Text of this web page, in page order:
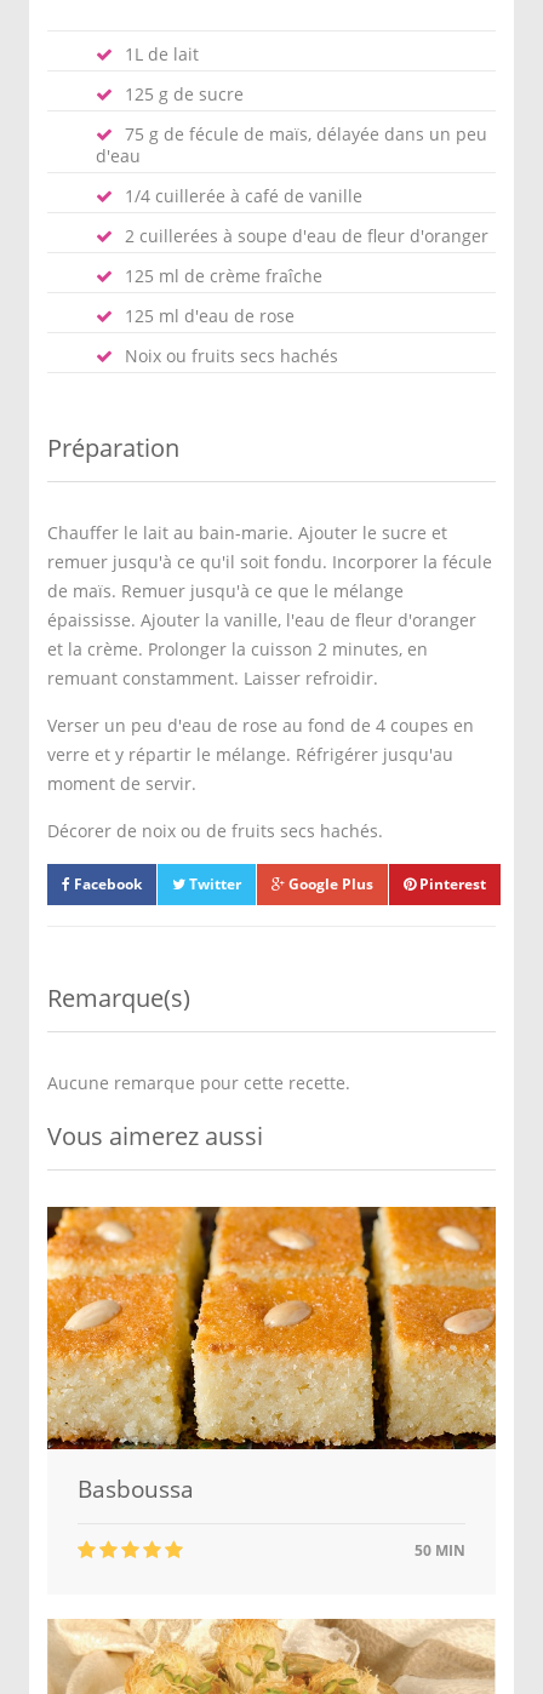
1L de lait
125 g de sucre
75 g de fécule de maïs, délayée dans un peu
d'eau
1/4 cuillerée à café de vanille
2 cuillerées à soupe d'eau de fleur d'oranger
125 ml de crème fraîche
125 ml d'eau de rose
Noix ou fruits secs hachés
Préparation
Chauffer le lait au bain-marie. Ajouter le sucre et
remuer jusqu'à ce qu'il soit fondu. Incorporer la fécule
de maïs. Remuer jusqu'à ce que le mélange
épaississe. Ajouter la vanille, l'eau de fleur d'oranger
et la crème. Prolonger la cuisson 2 minutes, en
remuant constamment. Laisser refroidir.
Verser un peu d'eau de rose au fond de 4 coupes en
verre et y répartir le mélange. Réfrigérer jusqu'au
moment de servir.
Décorer de noix ou de fruits secs hachés.
Facebook Twitter Google Plus Pinterest
Remarque(s)
Aucune remarque pour cette recette.
Vous aimerez aussi
Basboussa
50 MIN